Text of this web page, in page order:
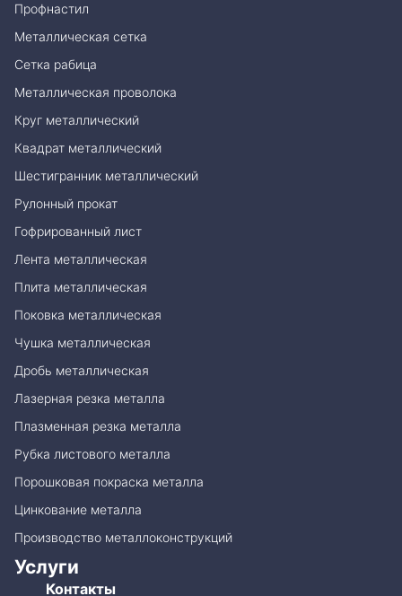
Профнастил
Металлическая сетка
Сетка рабица
Металлическая проволока
Круг металлический
Квадрат металлический
Шестигранник металлический
Рулонный прокат
Гофрированный лист
Лента металлическая
Плита металлическая
Поковка металлическая
Чушка металлическая
Дробь металлическая
Лазерная резка металла
Плазменная резка металла
Рубка листового металла
Порошковая покраска металла
Цинкование металла
Производство металлоконструкций
Услуги
Контакты